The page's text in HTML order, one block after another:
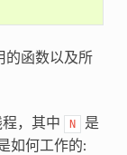
的函数以及所
，其中 N
是
如何工作的: